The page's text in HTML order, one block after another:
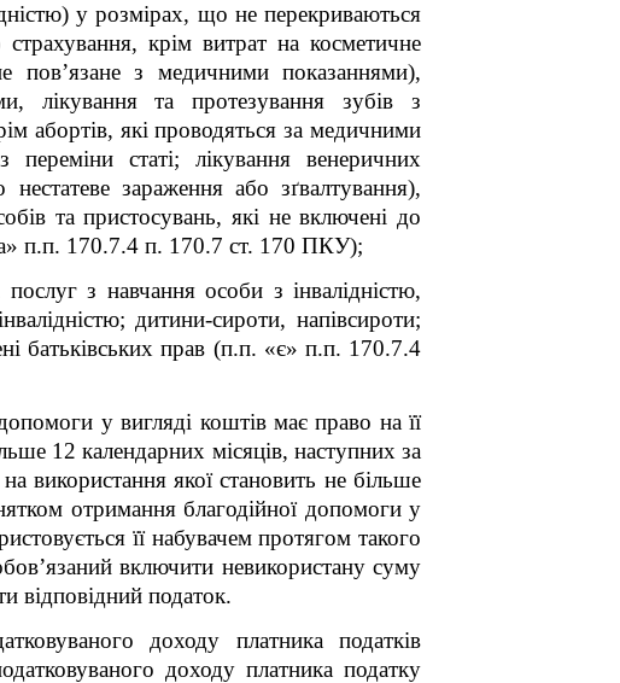
у розмірах, що не перекриваються
крім витрат на косметичне
пов’язане з медичними показаннями),
лікування та протезування зубів з
абортів, які проводяться за медичними
переміни статі; лікування венеричних
зараження або зґвалтування),
та пристосувань, які не включені до
п.п. 170.7.4 п. 170.7 ст. 170 ПКУ);
з навчання особи з інвалідністю,
дитини-сироти, напівсироти;
батьківських прав (п.п. «є» п.п. 170.7.4
у вигляді коштів має право на її
12 календарних місяців, наступних за
використання якої становить не більше
отримання благодійної допомоги у
її набувачем протягом такого
включити невикористану суму
відповідний податок.
доходу платника податків
доходу платника податку